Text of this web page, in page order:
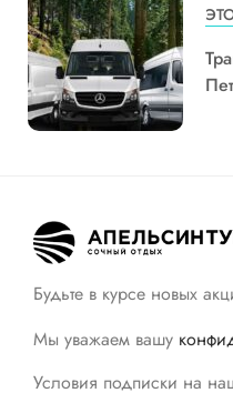
Будьте в курсе новых
Мы уважаем вашу
Условия подписки на